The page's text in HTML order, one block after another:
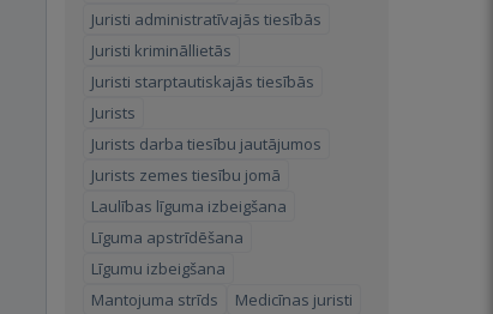
Juristi administratīvajās tiesībās
Juristi krimināllietās
Juristi starptautiskajās tiesībās
Jurists
Jurists darba tiesību jautājumos
Jurists zemes tiesību jomā
Laulības līguma izbeigšana
Līguma apstrīdēšana
Līgumu izbeigšana
Mantojuma strīds
Medicīnas juristi